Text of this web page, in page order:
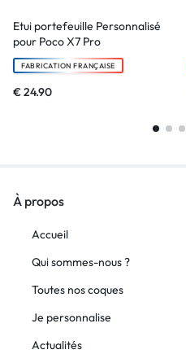
Etui portefeuille Personnalisé
pour Poco X7 Pro
FABRICATION FRANÇAISE
€24.90
À propos
Accueil
Qui sommes-nous ?
Toutes nos coques
Je personnalise
Actualités